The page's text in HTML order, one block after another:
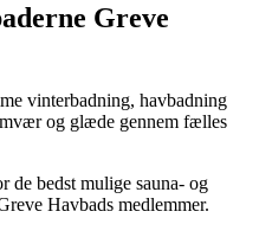
Greve
vinterbadning, havbadning
og glæde gennem fælles
de bedst mulige sauna- og
Havbads medlemmer.